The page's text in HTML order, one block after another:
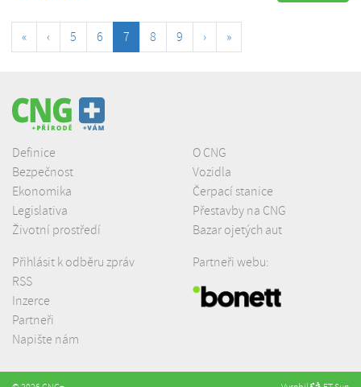
« ‹ 5 6 7 8 9 › »
Definice
Bezpečnost
Ekonomika
Legislativa
Životní prostředí
O CNG
Vozidla
Čerpací stanice
Přestavby na CNG
Bazar ojetých aut
Přihlásit k odběru zpráv
RSS
Inzerce
Partneři
Napište nám
Partneři webu: